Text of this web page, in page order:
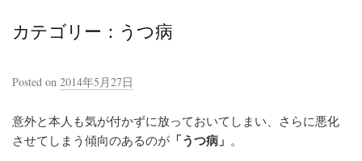
カテゴリー：うつ病
Posted on 2014年5月27日
意外と本人も気が付かずに放っておいてしまい、さらに悪化
させてしまう傾向のあるのが 「うつ病」 。